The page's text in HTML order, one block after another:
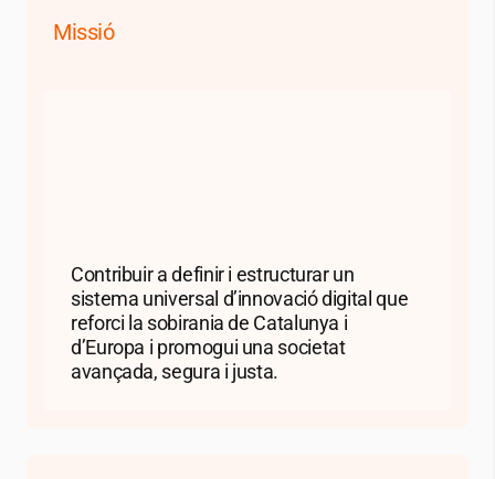
Missió
Contribuir a definir i estructurar un
sistema universal d’innovació digital que
reforci la sobirania de Catalunya i
d’Europa i promogui una societat
avançada, segura i justa.